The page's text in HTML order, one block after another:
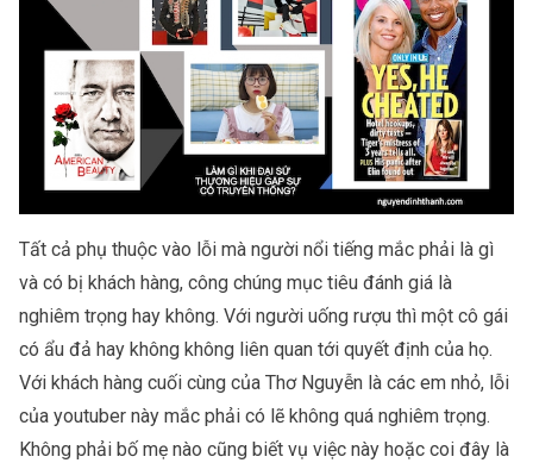
Tất cả phụ thuộc vào lỗi mà người nổi tiếng mắc phải là gì
và có bị khách hàng, công chúng mục tiêu đánh giá là
nghiêm trọng hay không. Với người uống rượu thì một cô gái
có ẩu đả hay không không liên quan tới quyết định của họ.
Với khách hàng cuối cùng của Thơ Nguyễn là các em nhỏ, lỗi
của youtuber này mắc phải có lẽ không quá nghiêm trọng.
Không phải bố mẹ nào cũng biết vụ việc này hoặc coi đây là